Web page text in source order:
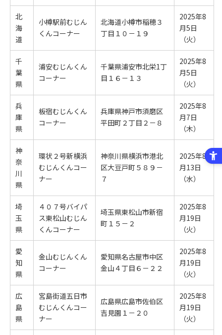
北
海
道
小樽駅前むじん
くんコーナー
北海道小樽市稲穂３
丁目１０－１９
2025年8
月5日
（火）
千
葉
県
浦安むじんくん
コーナー
千葉県浦安市北栄1丁
目１６－１３
2025年8
月5日
（火）
兵
庫
県
板宿むじんくん
コーナー
兵庫県神戸市須磨区
平田町２丁目２－８
2025年8
月7日
（木）
神
奈
川
県
環状２号新横浜
むじんくんコー
ナー
神奈川県横浜市港北
区大豆戸町５８９－
７
2025年8
月13日
（水）
埼
玉
県
４０７号バイパ
ス東松山むじん
くんコーナー
埼玉県東松山市新宿
町１５－２
2025年8
月19日
（火）
愛
知
県
金山むじんくん
コーナー
愛知県名古屋市中区
金山４丁目６－２２
2025年8
月19日
（火）
広
島
県
宮島街道五日市
むじんくんコー
ナー
広島県広島市佐伯区
吉見園１－２０
2025年8
月19日
（火）